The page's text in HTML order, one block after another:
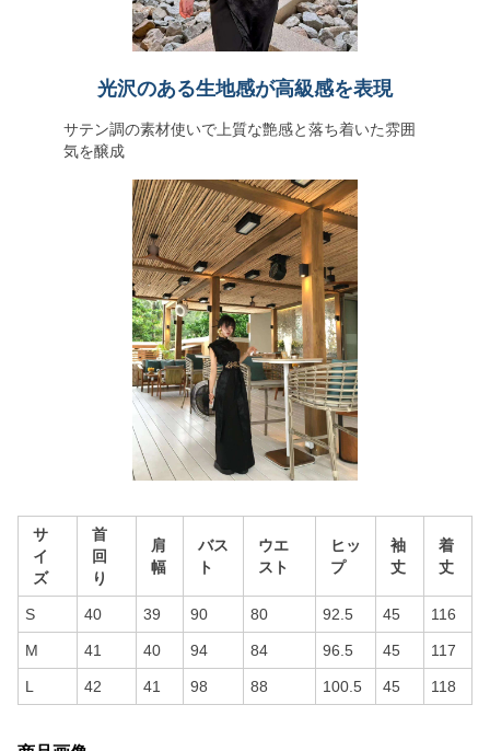
光沢のある生地感が高級感を表現
サテン調の素材使いで上質な艶感と落ち着いた雰囲
気を醸成
サ
イ
ズ
首
回
り
肩
幅
バス
ト
ウエ
スト
ヒッ
プ
袖
丈
着
丈
S 40 39 90 80 92.5 45 116
M 41 40 94 84 96.5 45 117
L 42 41 98 88 100.5 45 118